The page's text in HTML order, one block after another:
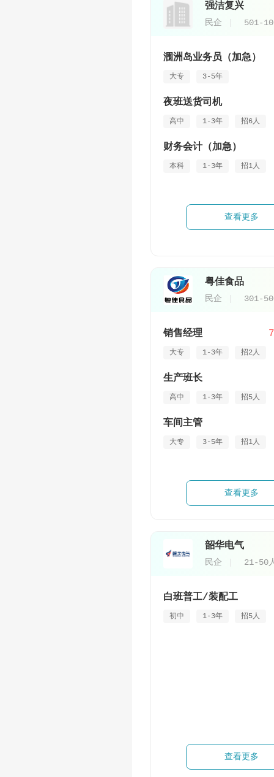
强洁复兴
民企 501-
涠洲岛业务员（加急）
大专 3-5年
夜班送货司机
高中 1-3年 招6人
财务会计（加急）
本科 1-3年 招1人
查看更多
粤佳食品
民企 301-
销售经理
大专 1-3年 招2人
生产班长
高中 1-3年 招5人
车间主管
大专 3-5年 招1人
查看更多
韶华电气
民企 21-50
白班普工/装配工
初中 1-3年 招5人
查看更多